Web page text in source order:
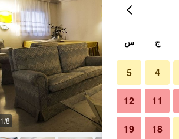
1/8
ج س
4
5
11
12
18
19